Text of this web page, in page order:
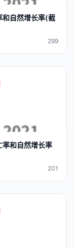
和自然增长率(截
299
率和自然增长率
201